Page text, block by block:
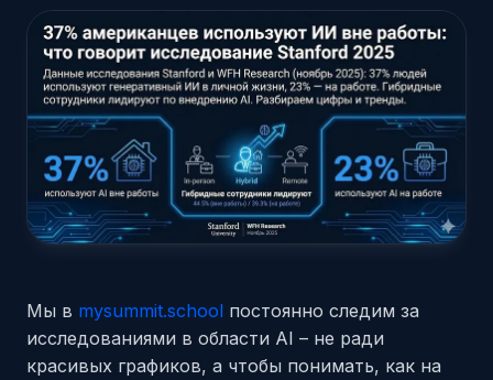
Мы в mysummit.school постоянно следим за
исследованиями в области AI – не ради
красивых графиков, а чтобы понимать, как на